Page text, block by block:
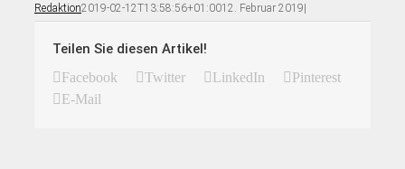
Redaktion2019-02-12T13:58:56+01:0012. Februar 2019|
Teilen Sie diesen Artikel!
Facebook Twitter LinkedIn
Pinterest
E-Mail